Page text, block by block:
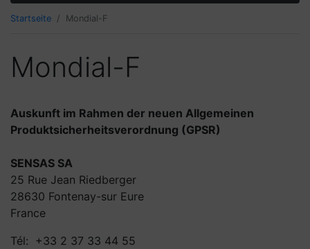
Startseite Mondial-F
Mondial-F
Auskunft im Rahmen der neuen Allgemeinen
Produktsicherheitsverordnung (GPSR)
SENSAS SA
25 Rue Jean Riedberger
28630 Fontenay-sur Eure
France
Tél: +33 2 37 33 44 55